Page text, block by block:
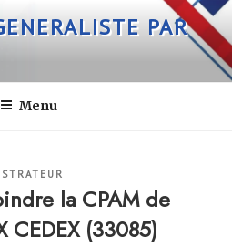
PAR
Menu
la CPAM de
CEDEX (33085)